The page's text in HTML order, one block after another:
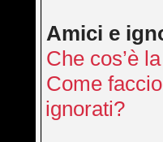
Amici e
Che cos’è
Come
ignorati?